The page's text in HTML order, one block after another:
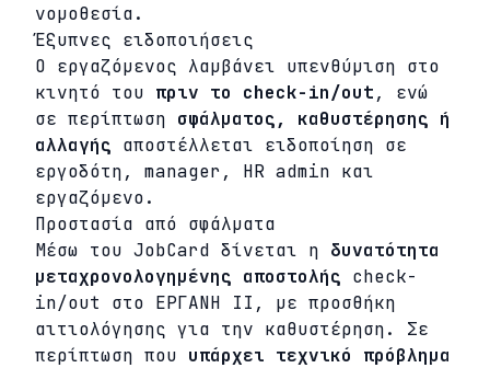
νομοθεσία.
Έξυπνες ειδοποιήσεις
Ο εργαζόμενος λαμβάνει υπενθύμιση στο
κινητό του πριν το check-in/out, ενώ
σε περίπτωση σφάλματος, καθυστέρησης ή
αλλαγής αποστέλλεται ειδοποίηση σε
εργοδότη, manager, HR admin και
εργαζόμενο.
Προστασία από σφάλματα
Μέσω του JobCard δίνεται η δυνατότητα
μεταχρονολογημένης αποστολής check-
in/out στο ΕΡΓΑΝΗ ΙΙ, με προσθήκη
αιτιολόγησης για την καθυστέρηση. Σε
περίπτωση που υπάρχει τεχνικό πρόβλημα